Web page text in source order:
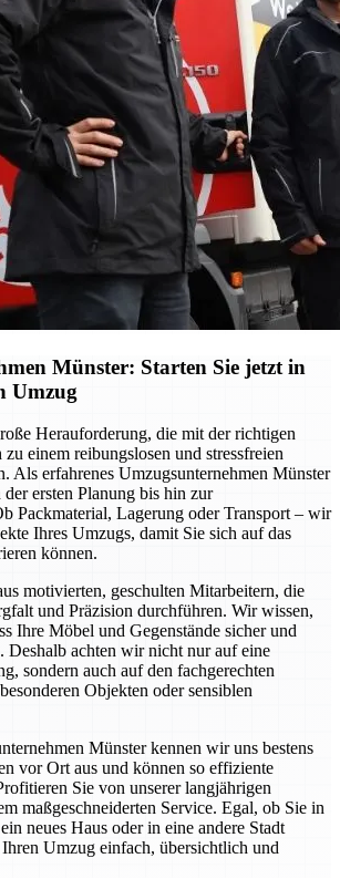
Münster: Starten Sie jetzt in
Umzug
Herauforderung, die mit der richtigen
einem reibungslosen und stressfreien
Als erfahrenes Umzugsunternehmen Münster
ersten Planung bis hin zur
Packmaterial, Lagerung oder Transport – wir
Ihres Umzugs, damit Sie sich auf das
können.
motivierten, geschulten Mitarbeitern, die
und Präzision durchführen. Wir wissen,
Ihre Möbel und Gegenstände sicher und
Deshalb achten wir nicht nur auf eine
sondern auch auf den fachgerechten
Objekten oder sensiblen
Münster kennen wir uns bestens
vor Ort aus und können so effiziente
Sie von unserer langjährigen
maßgeschneiderten Service. Egal, ob Sie in
neues Haus oder in eine andere Stadt
Umzug einfach, übersichtlich und